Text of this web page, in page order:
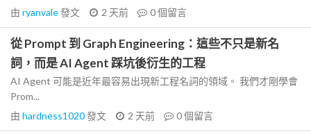
由 ryanvale發文 2 天前 0個留言
從 Prompt 到 Graph Engineering：這些不只是新名
詞，而是 AI Agent 踩坑後衍生的工程
AI Agent 可能是近年最容易出現新工程名詞的領域。 我們才剛學會
Prom...
由 hardness1020發文 2 天前 0個留言